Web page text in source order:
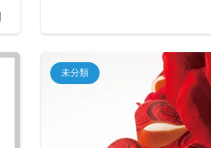
未分類